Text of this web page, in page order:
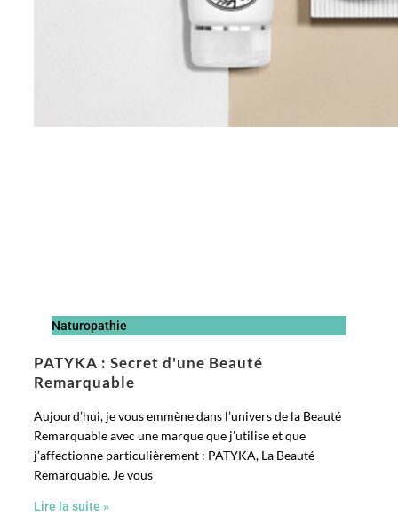
Naturopathie
PATYKA : Secret d'une Beauté
Remarquable
Aujourd’hui, je vous emmène dans l’univers de la Beauté
Remarquable avec une marque que j’utilise et que
j’affectionne particulièrement : PATYKA, La Beauté
Remarquable. Je vous
Lire la suite »